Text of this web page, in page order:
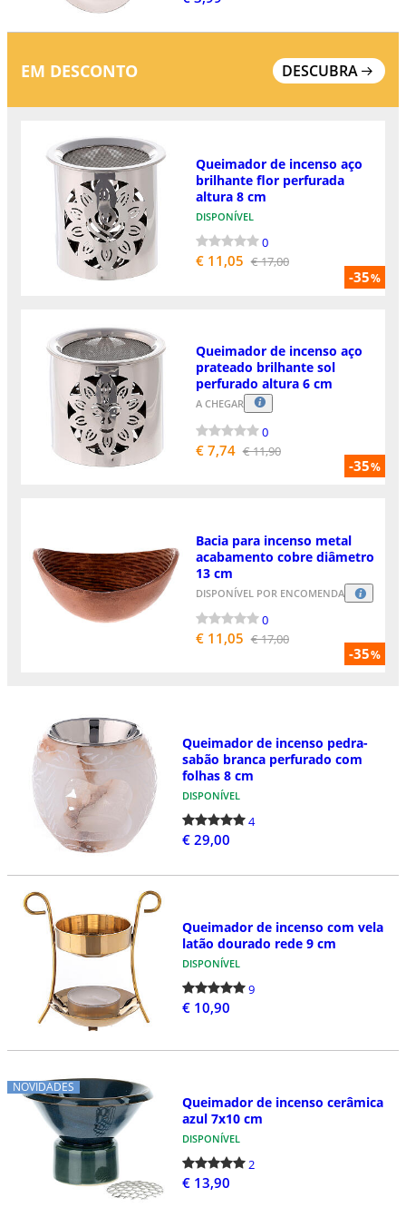
EM DESCONTO DESCUBRA
-35%
Queimador de incenso aço
brilhante flor perfurada
altura 8 cm
DISPONÍVEL
0
€ 11,05 € 17,00
-35%
Queimador de incenso aço
prateado brilhante sol
perfurado altura 6 cm
A CHEGAR
0
€ 7,74 € 11,90
-35%
Bacia para incenso metal
acabamento cobre diâmetro
13 cm
DISPONÍVEL POR ENCOMENDA
0
€ 11,05 € 17,00
Queimador de incenso pedra-
sabão branca perfurado com
folhas 8 cm
DISPONÍVEL
4
€ 29,00
Queimador de incenso com vela
latão dourado rede 9 cm
DISPONÍVEL
9
€ 10,90
NOVIDADES
Queimador de incenso cerâmica
azul 7x10 cm
DISPONÍVEL
2
€ 13,90